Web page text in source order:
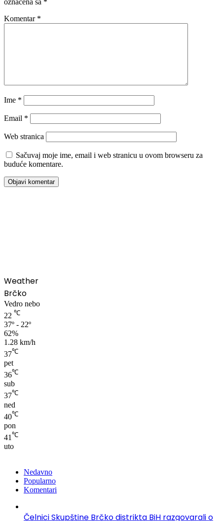
označena sa *
Komentar *
Ime *
Email *
Web stranica
Sačuvaj moje ime, email i web stranicu u ovom browseru za
buduće komentare.
Weather
Brčko
Vedro nebo
22 ℃
37º - 22º
62%
1.28 km/h
37℃
pet
36℃
sub
37℃
ned
40℃
pon
41℃
uto
Nedavno
Popularno
Komentari
Čelnici Skupštine Brčko distrikta BiH razgovarali o